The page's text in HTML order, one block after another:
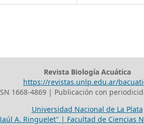
Revista Biología Acuática
https://revistas.unlp.edu.ar/
1668-4869 | Publicación con
Universidad Nacional de La Plata
A. Ringuelet" | Facultad de Ciencias